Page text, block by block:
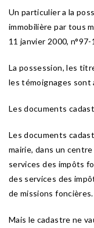
Un particulier a la
immobilière par tous
11 janvier 2000, n°97-
La possession, les
les témoignages sont
Les documents
Les documents
mairie, dans un
services des impôts
des services des
de missions foncières.
Mais le cadastre ne